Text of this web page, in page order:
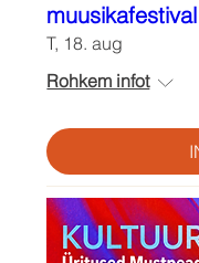
T, 18. aug
Rohkem infot